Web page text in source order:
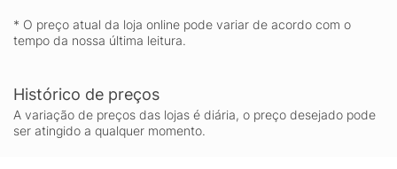
* O preço atual da loja online pode variar de acordo com o
tempo da nossa última leitura.
Histórico de preços
A variação de preços das lojas é diária, o preço desejado pode
ser atingido a qualquer momento.